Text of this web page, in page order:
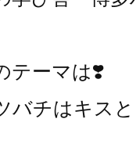
テーマは❣️
バチはキス